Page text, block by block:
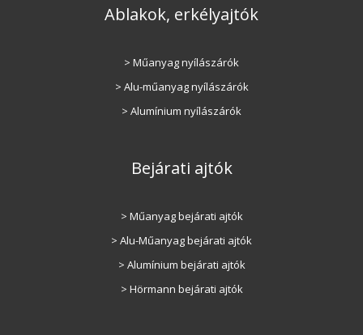
Ablakok, erkélyajtók
> Műanyag nyílászárók
> Alu-műanyag nyílászárók
> Alumínium nyílászárók
Bejárati ajtók
> Műanyag bejárati ajtók
> Alu-Műanyag bejárati ajtók
> Alumínium bejárati ajtók
> Hörmann bejárati ajtók